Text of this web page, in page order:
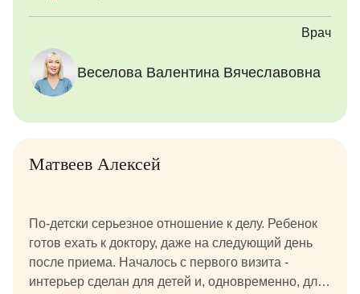
Врач
Веселова Валентина Вячеславовна
Матвеев Алексей
По-детски серьезное отношение к делу. Ребенок
готов ехать к доктору, даже на следующий день
после приема. Началось с первого визита -
интерьер сделан для детей и, одновременно, для